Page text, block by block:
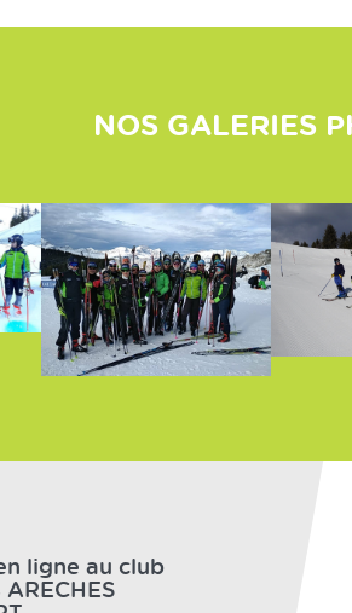
NOS GALERIES
ligne au club
ARECHES